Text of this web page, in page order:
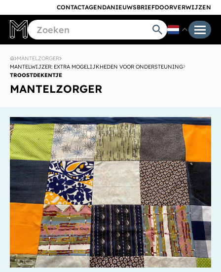
CONTACTAGENDANIEUWSBRIEFDOORVERWIJZEN
MANTELZORGER
MANTELWIJZER: EXTRA MOGELIJKHEDEN VOOR ONDERSTEUNING
TROOSTDEKENTJE
MANTELZORGER